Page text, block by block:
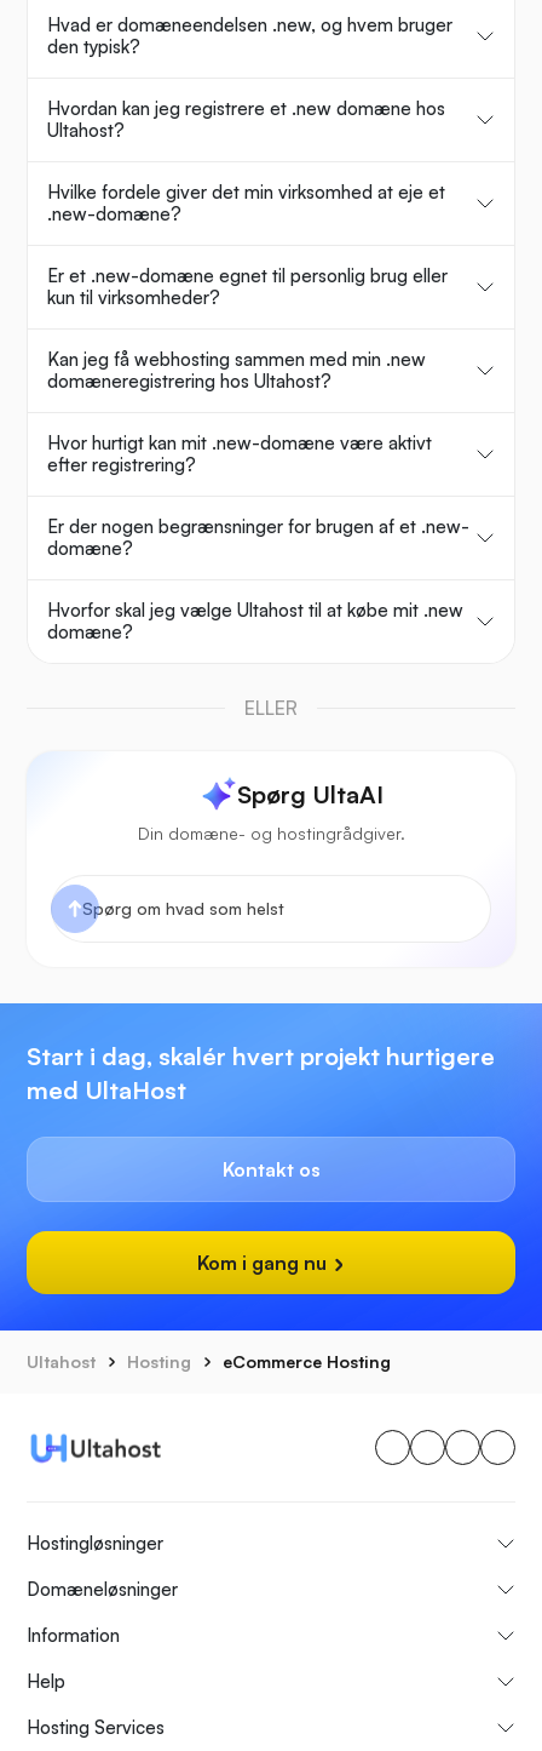
Hvad er domæneendelsen .new, og hvem bruger
den typisk?
Hvordan kan jeg registrere et .new domæne hos
Ultahost?
Hvilke fordele giver det min virksomhed at eje et
.new-domæne?
Er et .new-domæne egnet til personlig brug eller
kun til virksomheder?
Kan jeg få webhosting sammen med min .new
domæneregistrering hos Ultahost?
Hvor hurtigt kan mit .new-domæne være aktivt
efter registrering?
Er der nogen begrænsninger for brugen af et .new-
domæne?
Hvorfor skal jeg vælge Ultahost til at købe mit .new
domæne?
ELLER
Spørg UltaAI
Din domæne- og hostingrådgiver.
Start i dag, skalér hvert projekt hurtigere
med UltaHost
Kontakt os
Kom i gang nu
Ultahost Hosting eCommerce Hosting
Hostingløsninger
Domæneløsninger
Information
Help
Hosting Services